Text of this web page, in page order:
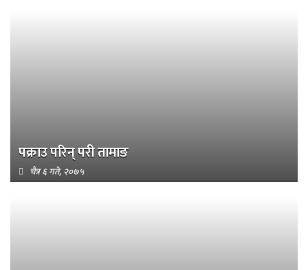
पक्राउ परिन् परी तामाङ
चैत्र ६ गते, २०७५